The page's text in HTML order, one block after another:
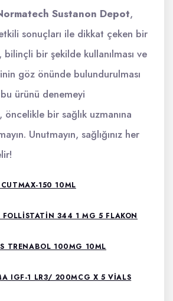
Sustanon Depot,
sonuçları ile dikkat çeken bir
bir şekilde kullanılması ve
göz önünde bulundurulması
ürünü denemeyi
öncelikle bir sağlık uzmanına
Unutmayın, sağlığınız her
150 10ML
FOLLISTATIN 344 1 MG 5 FLAKON
TRENABOL 100MG 10ML
IGF-1 LR3/ 200MCG X 5 VIALS